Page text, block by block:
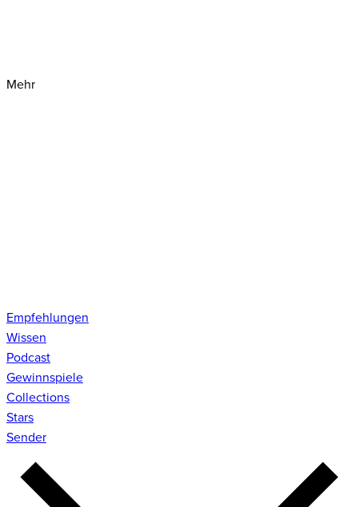
Mehr
Empfehlungen
Wissen
Podcast
Gewinnspiele
Collections
Stars
Sender